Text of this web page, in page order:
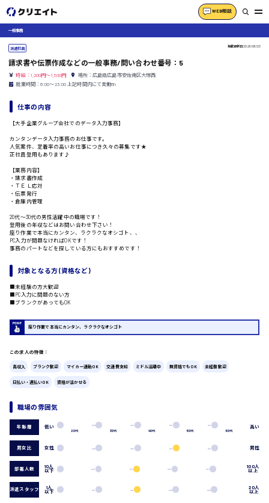
WEB相談
製造・軽作業・物流系
組立、加工
検品・包装・箱詰め
軽作業
介護職
看護師
オフィスワーク系
貿易事務
データ入力
コールセンターオペレーター
一般事務
広島市中区
広島市西区
時給1200円～
時給1400円～
一般事務
派遣社員 掲載更新日2026/06/23
請求書や伝票作成などの一般事務/問い合わせ番号：5
時給：1,200円～1,500円
場所：広島県広島市安佐南区大塚西
就業時間：8:00〜23:00 上記時間内にて実働8h
仕事の内容
【大手企業グループ会社でのデータ入力事務】
カンタンデータ入力事務のお仕事です。
人気案件、定着率の高いお仕事につき久々の募集です★
正社員登用もあります♪
【業務内容】
・請求書作成
・ＴＥＬ応対
・伝票発行
・倉庫内管理
20代〜30代の男性活躍中の職場です！
登用後の年収などはお問い合わせ下さい！
座り作業で本当にカンタン、ラクラクなオシゴト、、
PC入力が問題なければOKです！
事務のパートなどを探している方にもおすすめです！
対象となる方 (資格など)
■未経験の方大歓迎
■PC入力に問題のない方
■ブランクがあってもOK
座り作業で本当にカンタン、ラクラクなオシゴト
この求人の特徴：
高収入 ブランク歓迎 マイカー通勤OK 交通費支給 ミドル活躍中 無資格でもOK 未経験歓迎
日払い・週払いOK 資格が活かせる
職場の雰囲気
年齢層 低い
20代 30代 40代 50代 60代
高い
男女比 女性 男性
部署人数 10人
以下
100人
以上
派遣スタッフ 1人
以下
20人
以上